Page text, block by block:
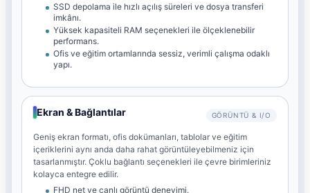
SSD depolama ile hızlı açılış süreleri ve dosya transferi
imkânı.
Yüksek kapasiteli RAM seçenekleri ile ölçeklenebilir
performans.
Ofis ve eğitim ortamlarında sessiz, verimli çalışma odaklı
yapı.
Ekran & Bağlantılar GÖRÜNTÜ & I/O
Geniş ekran formatı, ofis dokümanları, tablolar ve eğitim
içeriklerini aynı anda daha rahat görüntüleyebilmeniz için
tasarlanmıştır. Çoklu bağlantı seçenekleri ile çevre birimleriniz
kolayca entegre edilir.
FHD net ve canlı görüntü deneyimi.